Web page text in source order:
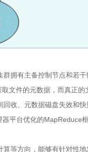
拥有主备控制节点和若
文件的元数据，而真正的
收、元数据磁盘失效和
平台优化的MapReduce
等方向，能够有针对性